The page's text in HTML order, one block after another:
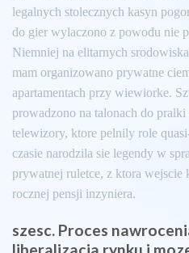
legalnych stolecznych kasyn
do gier wylaczono z powodu nie
Niemniej na elitarnych
mam organizowano prywatne
apartamentach przy wiewiorke.
prowadzono na talonach do
telewizory, ktore pelnily role
czasie narodzila sie legendy w
prywatnej ruletce, z ktora
rocznej pensji inzyniera.
szesc. Proces